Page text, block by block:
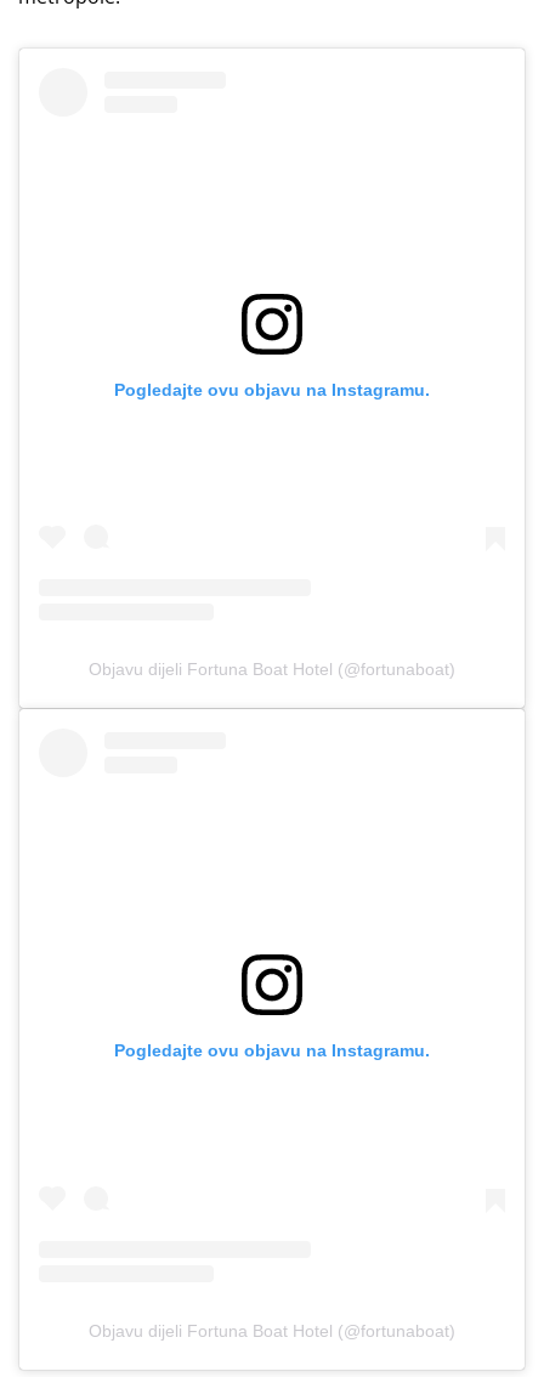
Pogledajte ovu objavu na Instagramu.
Objavu dijeli Fortuna Boat Hotel (@fortunaboat)
Pogledajte ovu objavu na Instagramu.
Objavu dijeli Fortuna Boat Hotel (@fortunaboat)